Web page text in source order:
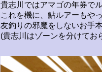
貴志川ではアマゴの年券で
これを機に、鮎ルアーもや
友釣りの邪魔をしないお手
(貴志川はゾーンを分けてお